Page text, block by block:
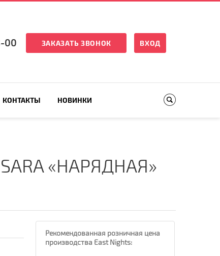
00 ЗАКАЗАТЬ ЗВОНОК ВХОД
КОНТАКТЫ НОВИНКИ
«НАРЯДНАЯ»
Рекомендованная розничная цена
производства East Nights: